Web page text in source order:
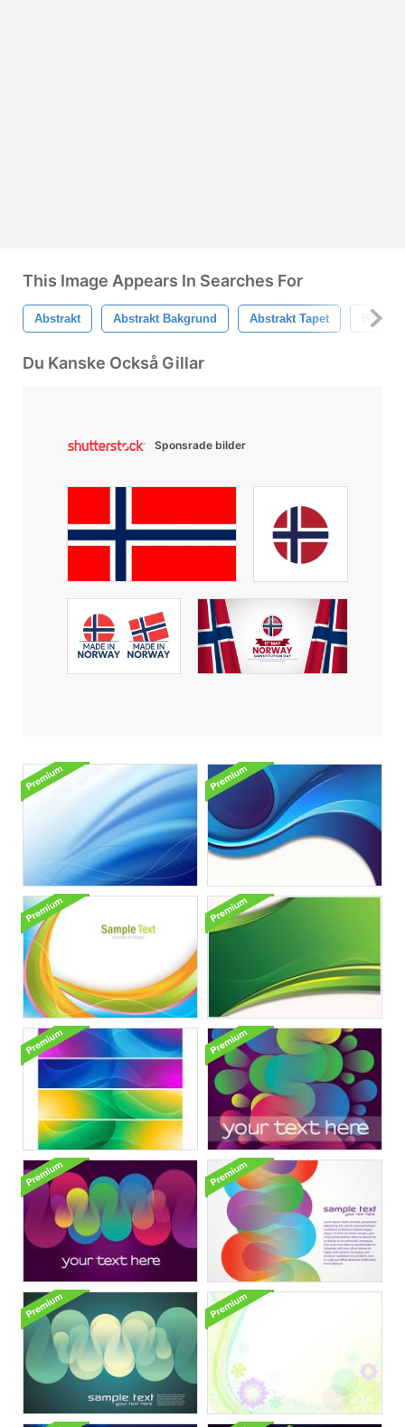
This Image Appears In Searches For
Abstrakt Abstrakt Bakgrund Abstrakt Tapet
Du Kanske Också Gillar
Sponsrade bilder